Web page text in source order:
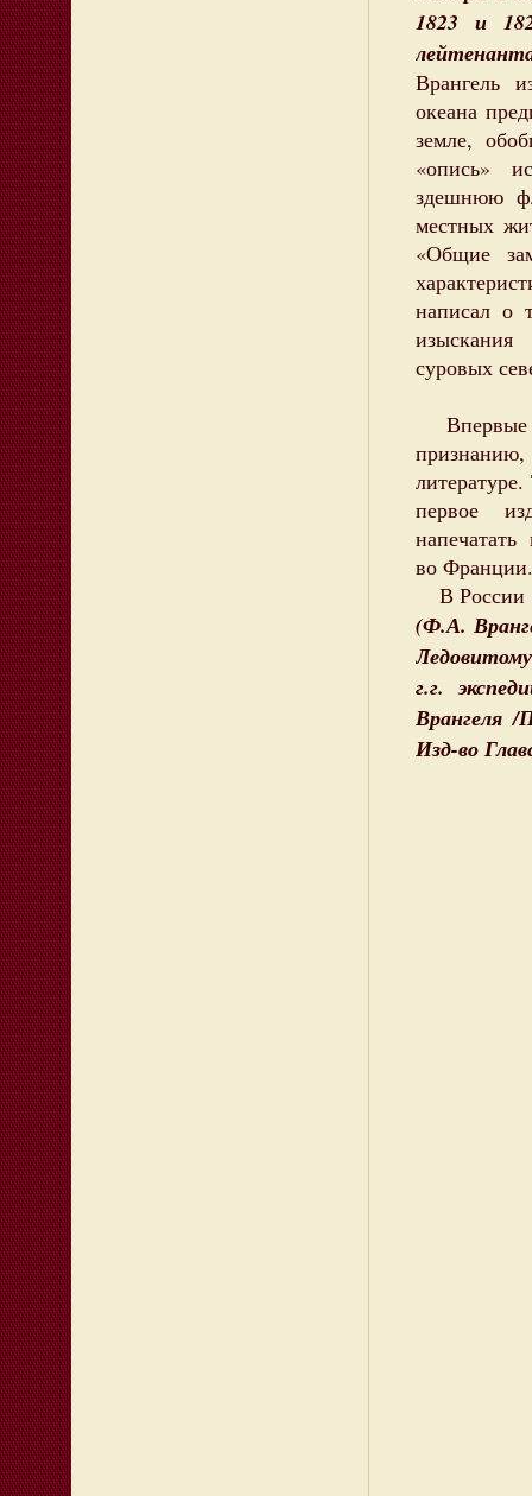
1823 и
Врангель
океана
земле,
«опись»
здешнюю
местных
«Общие
написал о
суровых
Впервые
первое
напечатать
во Франции.
В России
(Ф.А.
г.г.
Врангеля
Изд-во